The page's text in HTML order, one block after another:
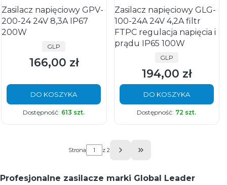
Zasilacz napięciowy GPV-
200-24 24V 8,3A IP67
200W
PRODUCENT
GLP
Cena
166,00 zł
DO KOSZYKA
Dostępność: 613 szt.
Zasilacz napięciowy GLG-
100-24A 24V 4,2A filtr
FTPC regulacja napięcia i
prądu IP65 100W
PRODUCENT
GLP
Cena
194,00 zł
DO KOSZYKA
Dostępność: 72 szt.
Strona z 2
Przejdź do ostatniej
Profesjonalne zasilacze marki Global Leader